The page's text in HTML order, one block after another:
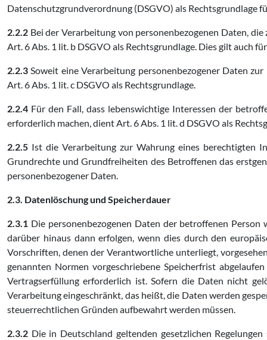
Datenschutzgrundverordnung (DSGVO) als Rechtsgrundlage
2.2.2 Bei der Verarbeitung von personenbezogenen Daten,
Art. 6 Abs. 1 lit. b DSGVO als Rechtsgrundlage. Dies gilt auch
2.2.3 Soweit eine Verarbeitung personenbezogener Daten
Art. 6 Abs. 1 lit. c DSGVO als Rechtsgrundlage.
2.2.4 Für den Fall, dass lebenswichtige Interessen der
erforderlich machen, dient Art. 6 Abs. 1 lit. d DSGVO als
2.2.5 Ist die Verarbeitung zur Wahrung eines berechtigten
Grundrechte und Grundfreiheiten des Betroffenen das
personenbezogener Daten.
2.3. Datenlöschung und Speicherdauer
2.3.1 Die personenbezogenen Daten der betroffenen
darüber hinaus dann erfolgen, wenn dies durch den
Vorschriften, denen der Verantwortliche unterliegt,
genannten Normen vorgeschriebene Speicherfrist
Vertragserfüllung erforderlich ist. Sofern die Daten nicht
Verarbeitung eingeschränkt, das heißt, die Daten werden
steuerrechtlichen Gründen aufbewahrt werden müssen.
2.3.2 Die in Deutschland geltenden gesetzlichen